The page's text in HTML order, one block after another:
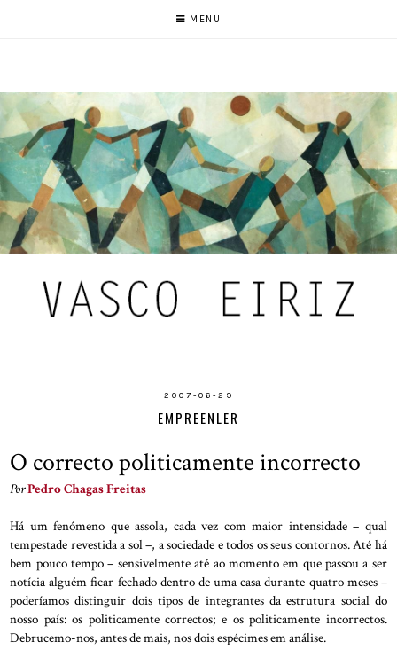
MENU
2007-06-29
EMPREENLER
O correcto politicamente incorrecto
PorPedro Chagas Freitas
Há um fenómeno que assola, cada vez com maior intensidade – qual
tempestade revestida a sol –, a sociedade e todos os seus contornos. Até há
bem pouco tempo – sensivelmente até ao momento em que passou a ser
notícia alguém ficar fechado dentro de uma casa durante quatro meses –
poderíamos distinguir dois tipos de integrantes da estrutura social do
nosso país: os politicamente correctos; e os politicamente incorrectos.
Debrucemo-nos, antes de mais, nos dois espécimes em análise.